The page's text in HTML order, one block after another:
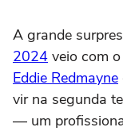
A grande
2024 veio com
Eddie Redmayne
vir na segunda
— um